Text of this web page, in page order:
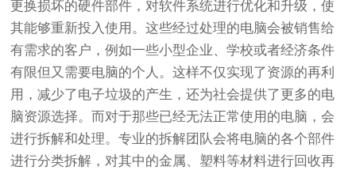
更换损坏的硬件部件，对软件系统进行优化和升级，使
其能够重新投入使用。这些经过处理的电脑会被销售给
有需求的客户，例如一些小型企业、学校或者经济条件
有限但又需要电脑的个人。这样不仅实现了资源的再利
用，减少了电子垃圾的产生，还为社会提供了更多的电
脑资源选择。而对于那些已经无法正常使用的电脑，会
进行拆解和处理。专业的拆解团队会将电脑的各个部件
进行分类拆解，对其中的金属、塑料等材料进行回收再